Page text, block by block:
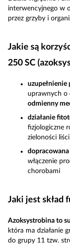
interwencyjnego w
przez grzyby i
Jakie są
250 SC
uzupełnienie
uprawnych o
odmienny
działanie
fizjologiczne
zieloności liści
dopracowana
włączenie
chorobami
Jaki jest skład
Azoksystrobina to
która ma działanie
do grupy 11 tzw.